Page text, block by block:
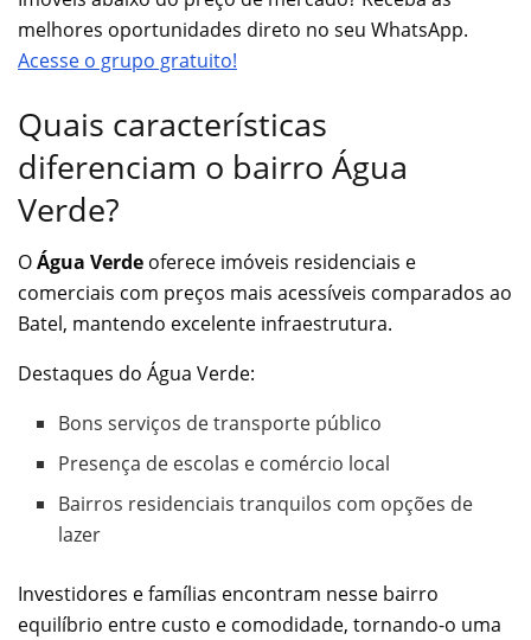
melhores oportunidades direto no seu WhatsApp.
Acesse o grupo gratuito!
Quais características
diferenciam o bairro Água
Verde?
OÁgua Verde oferece imóveis residenciais e
comerciais com preços mais acessíveis comparados ao
Batel, mantendo excelente infraestrutura.
Destaques do Água Verde:
Bons serviços de transporte público
Presença de escolas e comércio local
Bairros residenciais tranquilos com opções de
lazer
Investidores e famílias encontram nesse bairro
equilíbrio entre custo e comodidade, tornando-o uma